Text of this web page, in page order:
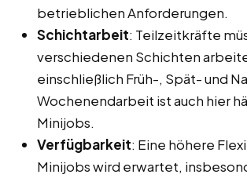
betrieblichen Anforderungen.
Schichtarbeit: Teilzeitkräfte
verschiedenen Schichten
einschließlich Früh-, Spät- und
Wochenendarbeit ist auch hier
Minijobs.
Verfügbarkeit: Eine höhere
Minijobs wird erwartet,